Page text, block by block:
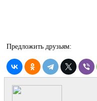
Предложить друзьям: